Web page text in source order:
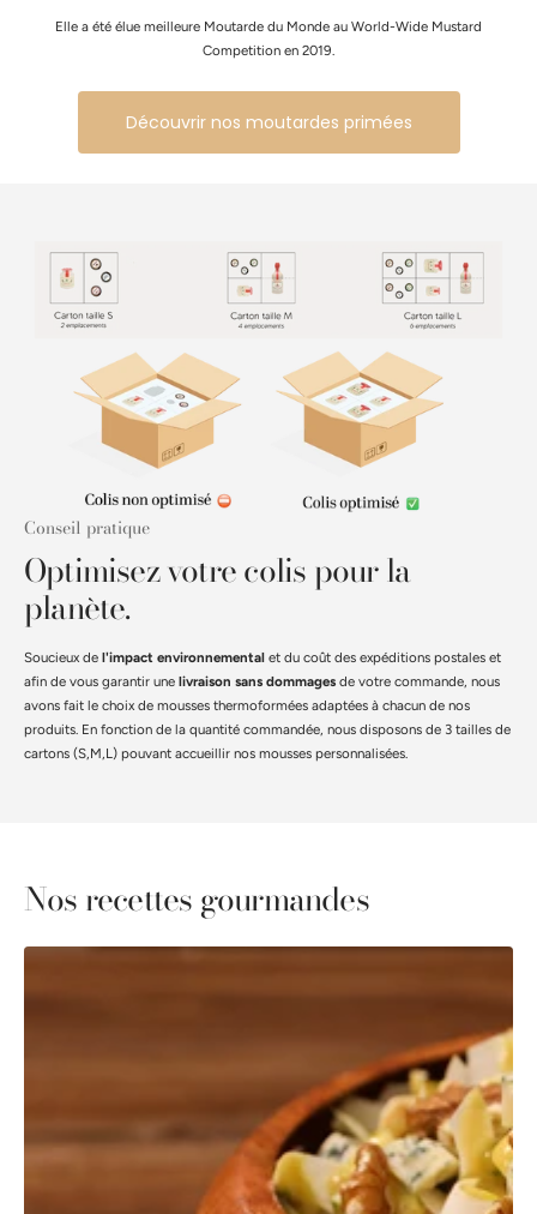
Elle a été élue meilleure Moutarde du Monde au World-Wide Mustard
Competition en 2019.
Découvrir nos moutardes primées
Conseil pratique
Optimisez votre colis pour la
planète.
Soucieux de l'impact environnemental et du coût des expéditions postales et
afin de vous garantir une livraison sans dommages de votre commande, nous
avons fait le choix de mousses thermoformées adaptées à chacun de nos
produits. En fonction de la quantité commandée, nous disposons de 3 tailles de
cartons (S,M,L) pouvant accueillir nos mousses personnalisées.
Nos recettes gourmandes